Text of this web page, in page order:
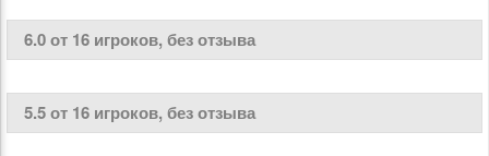
6.0 от 16 игроков, без отзыва
5.5 от 16 игроков, без отзыва